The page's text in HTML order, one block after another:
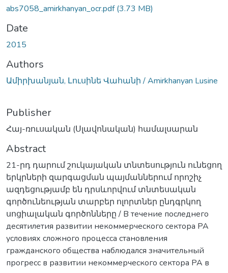
abs7058_amirkhanyan_ocr.pdf(3.73 MB)
Date
2015
Authors
Ամիրխանյան, Լուսինե Վահանի / Amirkhanyan Lusine
Publisher
Հայ-ռուսական (Սլավոնական) համալսարան
Abstract
21-րդ դարում շուկայական տնտեսություն ունեցող
երկրների զարգացման պայմաններում որոշիչ
ազդեցությամբ են դրսևորվում տնտեսական
գործունեության տարբեր ոլորտներ ընդգրկող
սոցիալական գործոնները / В течение последнего
десятилетия развитии некоммерческого сектора РА
условиях сложного процесса становления
гражданского общества наблюдался значительный
прогресс в развитии некоммерческого сектора РА в